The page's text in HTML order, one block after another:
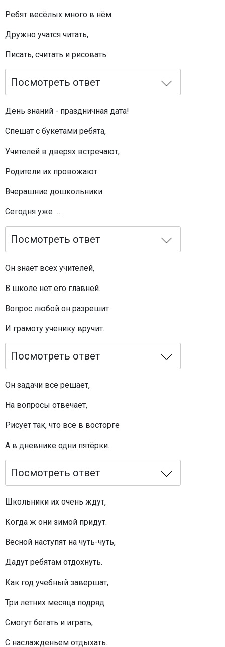
Ребят весёлых много в нём.
Дружно учатся читать,
Писать, считать и рисовать.
Посмотреть ответ
День знаний - праздничная дата!
Спешат с букетами ребята,
Учителей в дверях встречают,
Родители их провожают.
Вчерашние дошкольники
Сегодня уже …
Посмотреть ответ
Он знает всех учителей,
В школе нет его главней.
Вопрос любой он разрешит
И грамоту ученику вручит.
Посмотреть ответ
Он задачи все решает,
На вопросы отвечает,
Рисует так, что все в восторге
А в дневнике одни пятёрки.
Посмотреть ответ
Школьники их очень ждут,
Когда ж они зимой придут.
Весной наступят на чуть-чуть,
Дадут ребятам отдохнуть.
Как год учебный завершат,
Три летних месяца подряд
Смогут бегать и играть,
С наслажденьем отдыхать.